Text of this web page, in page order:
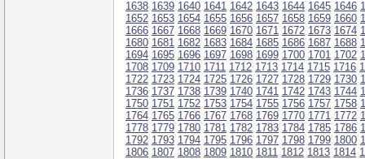
1638 1639 1640 1641 1642 1643 1644 1645 1646
1652 1653 1654 1655 1656 1657 1658 1659 1660
1666 1667 1668 1669 1670 1671 1672 1673 1674
1680 1681 1682 1683 1684 1685 1686 1687 1688
1694 1695 1696 1697 1698 1699 1700 1701 1702
1708 1709 1710 1711 1712 1713 1714 1715 1716
1722 1723 1724 1725 1726 1727 1728 1729 1730
1736 1737 1738 1739 1740 1741 1742 1743 1744
1750 1751 1752 1753 1754 1755 1756 1757 1758
1764 1765 1766 1767 1768 1769 1770 1771 1772
1778 1779 1780 1781 1782 1783 1784 1785 1786
1792 1793 1794 1795 1796 1797 1798 1799 1800
1806 1807 1808 1809 1810 1811 1812 1813 1814